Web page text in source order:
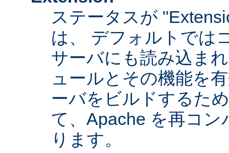
ステータスが
は、 デフォルトでは
サーバにも読み込ま
ュールとその機能を
ーバをビルドするた
て、Apache を再コ
ります。